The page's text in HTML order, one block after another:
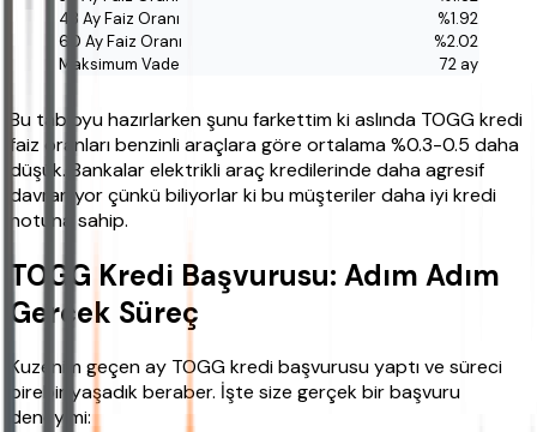
%1.92
%2.02
72 ay
Bu tabloyu hazırlarken şunu farkettim ki aslında TOGG kredi
faiz oranları benzinli araçlara göre ortalama %0.3-0.5 daha
düşük. Bankalar elektrikli araç kredilerinde daha agresif
davranıyor çünkü biliyorlar ki bu müşteriler daha iyi kredi
notuna sahip.
TOGG Kredi Başvurusu: Adım Adım
Gerçek Süreç
Kuzenim geçen ay TOGG kredi başvurusu yaptı ve süreci
birebir yaşadık beraber. İşte size gerçek bir başvuru
deneyimi: